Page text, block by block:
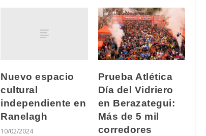
Nuevo espacio
cultural
independiente en
Ranelagh
10/02/2024
Prueba Atlética
Día del Vidriero
en Berazategui:
Más de 5 mil
corredores